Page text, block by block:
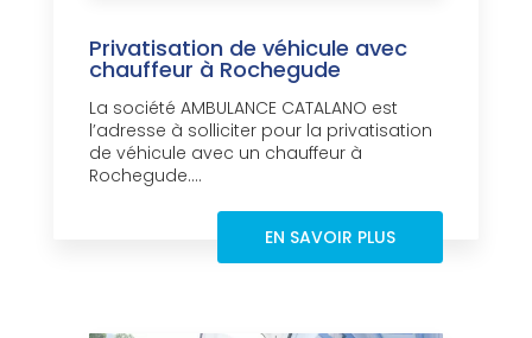
Privatisation de véhicule avec
chauffeur à Rochegude
La société AMBULANCE CATALANO est
l’adresse à solliciter pour la privatisation
de véhicule avec un chauffeur à
Rochegude....
EN SAVOIR PLUS